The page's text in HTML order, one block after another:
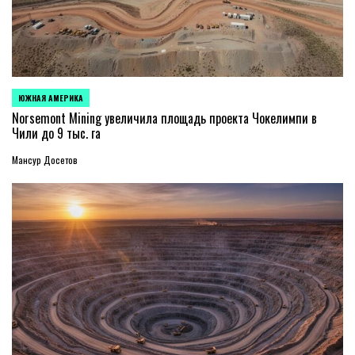
ОПУБЛИКОВАНО
В
ЮЖНАЯ АМЕРИКА
Norsemont Mining увеличила площадь проекта Чокелимпи в
Чили до 9 тыс. га
Мансур Досетов